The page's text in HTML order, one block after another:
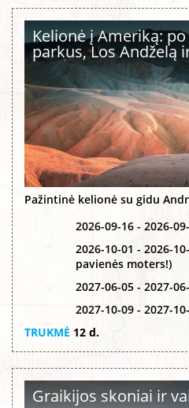
Kelionė į Ameriką:
parkus, Los Andželą
Pažintinė kelionė su gidu
2026-09-16 - 2026-
2026-10-01 - 2026-
pavienės moters!)
2027-06-05 - 2027-
2027-10-09 - 2027-
TRUKMĖ 12 d.
Graikijos skoniai ir